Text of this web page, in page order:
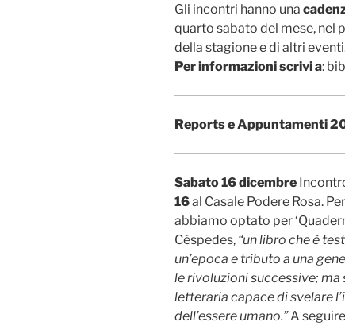
Gli incontri hanno una
quarto sabato del mese, nel
della stagione e di altri
Per informazioni scrivi a:
Reports e Appuntamenti
Sabato 16 dicembre
16al Casale Podere Rosa.
abbiamo optato per
Céspedes, “un libro che è
un’epoca e tributo a una
le rivoluzioni successive;
letteraria capace di svelare
dell’essere umano.”A